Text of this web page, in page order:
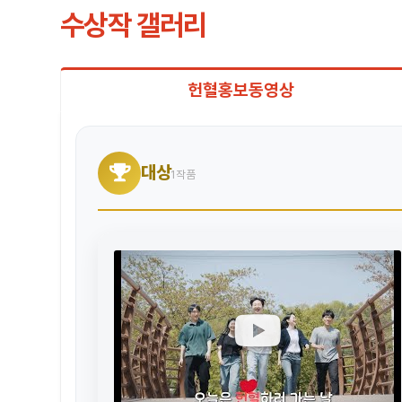
수상작 갤러리
헌혈홍보동영상
대상1작품